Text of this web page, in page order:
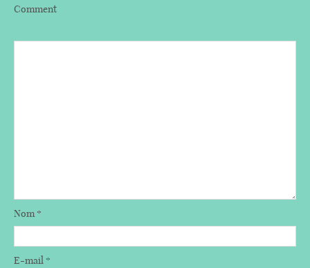
Comment
Nom*
E-mail *